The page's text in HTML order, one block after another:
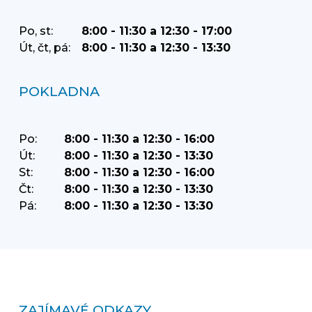
Po, st:
8:00 - 11:30 a 12:30 - 17:00
Út, čt, pá:
8:00 - 11:30 a 12:30 - 13:30
POKLADNA
Po:
8:00 - 11:30 a 12:30 - 16:00
Út:
8:00 - 11:30 a 12:30 - 13:30
St:
8:00 - 11:30 a 12:30 - 16:00
Čt:
8:00 - 11:30 a 12:30 - 13:30
Pá:
8:00 - 11:30 a 12:30 - 13:30